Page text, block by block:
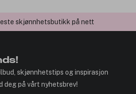
skjønnhetsbutikk på nett
skjønnhetstips og inspirasjon
deg på vårt nyhetsbrev!